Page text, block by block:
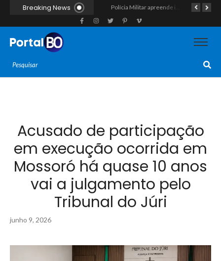
Breaking News Polícia vai cumprir mandado e acaba estourando esquema de tráfico com drogas escondidas dentro de urso de pelúcia em João Câmara
Acusado de participação
em execução ocorrida em
Mossoró há quase 10 anos
vai a julgamento pelo
Tribunal do Júri
junho 9, 2026